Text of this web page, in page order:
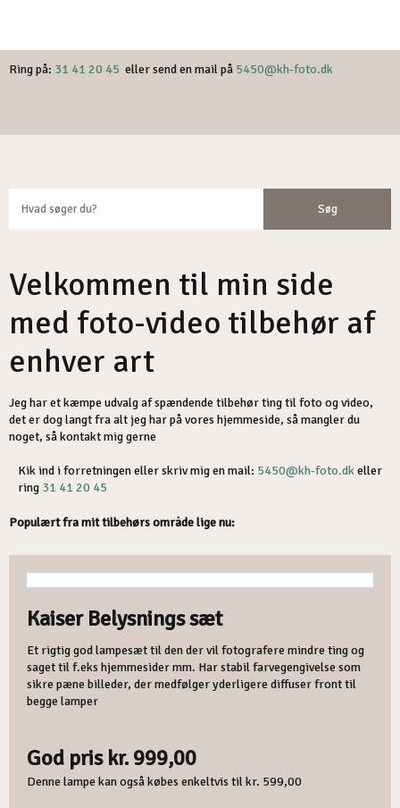
​Ring på: 31 41 20 45 eller send en mail på 5450@kh-foto.dk
Velkommen til min side
med foto-video tilbehør af
enhver art
​Jeg har et kæmpe udvalg af spændende tilbehør ting til foto og video,
det er dog langt fra alt jeg har på vores hjemmeside, så mangler du
noget, så kontakt mig gerne
Kik ind i forretningen eller skriv mig en mail: 5450@kh-foto.dkeller
ring 31 41 20 45
​Populært fra mit tilbehørs område lige nu:
​Kaiser Belysnings sæt
Et rigtig god lampesæt til den der vil fotografere mindre ting og
saget til f.eks hjemmesider mm. Har stabil farvegengivelse som
sikre pæne billeder, der medfølger yderligere diffuser front til
begge lamper
God pris kr. 999,00
Denne lampe kan også købes enkeltvis til kr. 599,00